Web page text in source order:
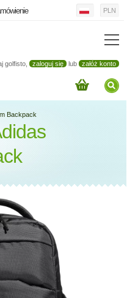
golfisto, zaloguj się lub załóż konto
PLN
Backpack